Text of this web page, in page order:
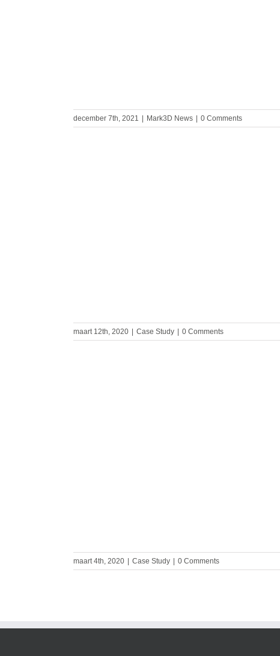
december 7th, 2021 Mark3D News 0 Comments
maart 12th, 2020 Case Study 0 Comments
maart 4th, 2020 Case Study 0 Comments